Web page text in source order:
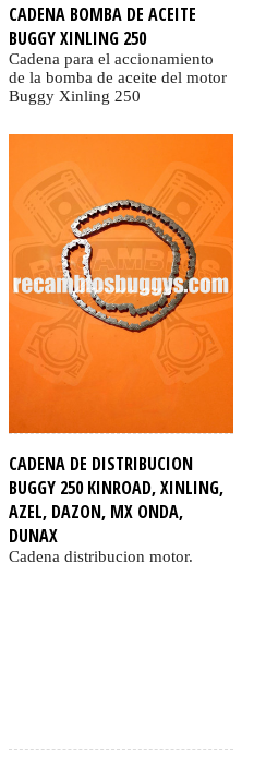
CADENA BOMBA DE ACEITE
BUGGY XINLING 250
Cadena para el accionamiento
de la bomba de aceite del motor
Buggy Xinling 250
CADENA DE DISTRIBUCION
BUGGY 250 KINROAD, XINLING,
AZEL, DAZON, MX ONDA,
DUNAX
Cadena distribucion motor.